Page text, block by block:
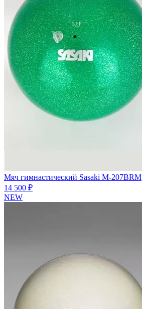
Мяч гимнастический Sasaki M-207BRM
14 500 ₽
NEW